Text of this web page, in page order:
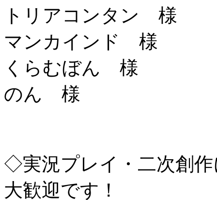
トリアコンタン 様
マンカインド 様
くらむぼん 様
のん 様
◇実況プレイ・二次創
大歓迎です！